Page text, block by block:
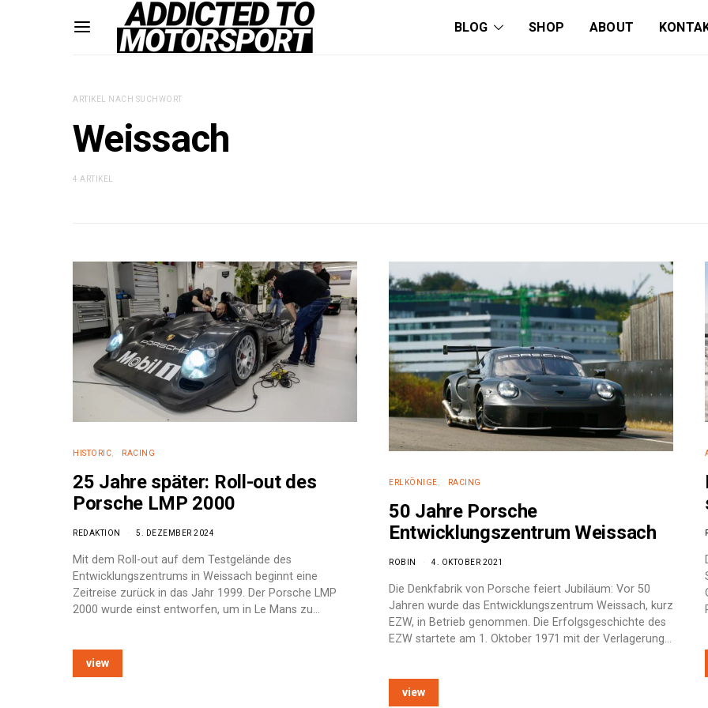
BLOG SHOP ABOUT
ARTIKEL NACH SUCHWORT
Weissach
4 ARTIKEL
HISTORIC RACING
25 Jahre später: Roll-out des
Porsche LMP 2000
REDAKTION 5. DEZEMBER 2024
Mit dem Roll-out auf dem Testgelände des
Entwicklungszentrums in Weissach beginnt eine
Zeitreise zurück in das Jahr 1999. Der Porsche LMP
2000 wurde einst entworfen, um in Le Mans zu…
view
ERLKÖNIGE RACING
50 Jahre Porsche
Entwicklungszentrum Weissach
ROBIN 4. OKTOBER 2021
Die Denkfabrik von Porsche feiert Jubiläum: Vor 50
Jahren wurde das Entwicklungszentrum Weissach, kurz
EZW, in Betrieb genommen. Die Erfolgsgeschichte des
EZW startete am 1. Oktober 1971 mit der Verlagerung…
view